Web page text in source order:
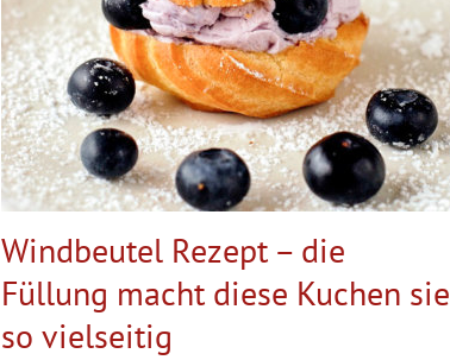
Windbeutel Rezept – die
Füllung macht diese Kuchen sie
so vielseitig